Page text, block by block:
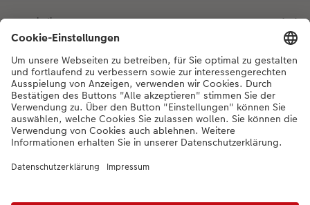
Inspiration
Bei Fragen zu Produkten oder der Bestellung können Sie uns gerne von
Montag bis Samstag von 8:00 – 20:00 Uhr und Sonntag von 10:00 –
20:00 Uhr (gesetzliche Feiertage ausgenommen) unter der
Telefonnummer044 499 10 36kontaktieren.
DE| FR|IT